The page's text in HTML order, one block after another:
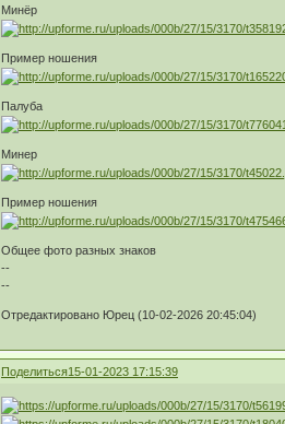
Минёр
Пример ношения
Палуба
Минер
Пример ношения
Общее фото разных знаков
--
--
Отредактировано Юрец (10-02-2026 20:45:04)
Поделиться15-01-2023 17:15:39